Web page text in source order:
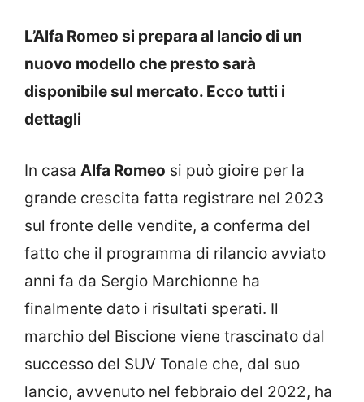
L’Alfa Romeo si prepara al lancio di un
nuovo modello che presto sarà
disponibile sul mercato. Ecco tutti i
dettagli
In casa Alfa Romeo si può gioire per la
grande crescita fatta registrare nel 2023
sul fronte delle vendite, a conferma del
fatto che il programma di rilancio avviato
anni fa da Sergio Marchionne ha
finalmente dato i risultati sperati. Il
marchio del Biscione viene trascinato dal
successo del SUV Tonale che, dal suo
lancio, avvenuto nel febbraio del 2022, ha